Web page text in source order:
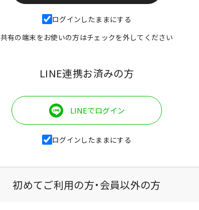
ログインしたままにする
共有の端末をお使いの方はチェックを外してください
LINE連携お済みの方
LINEでログイン
ログインしたままにする
初めてご利用の方・会員以外の方